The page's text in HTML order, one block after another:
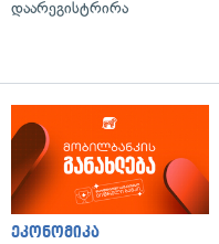
დაარეგისტრირა
ეკონომიკა